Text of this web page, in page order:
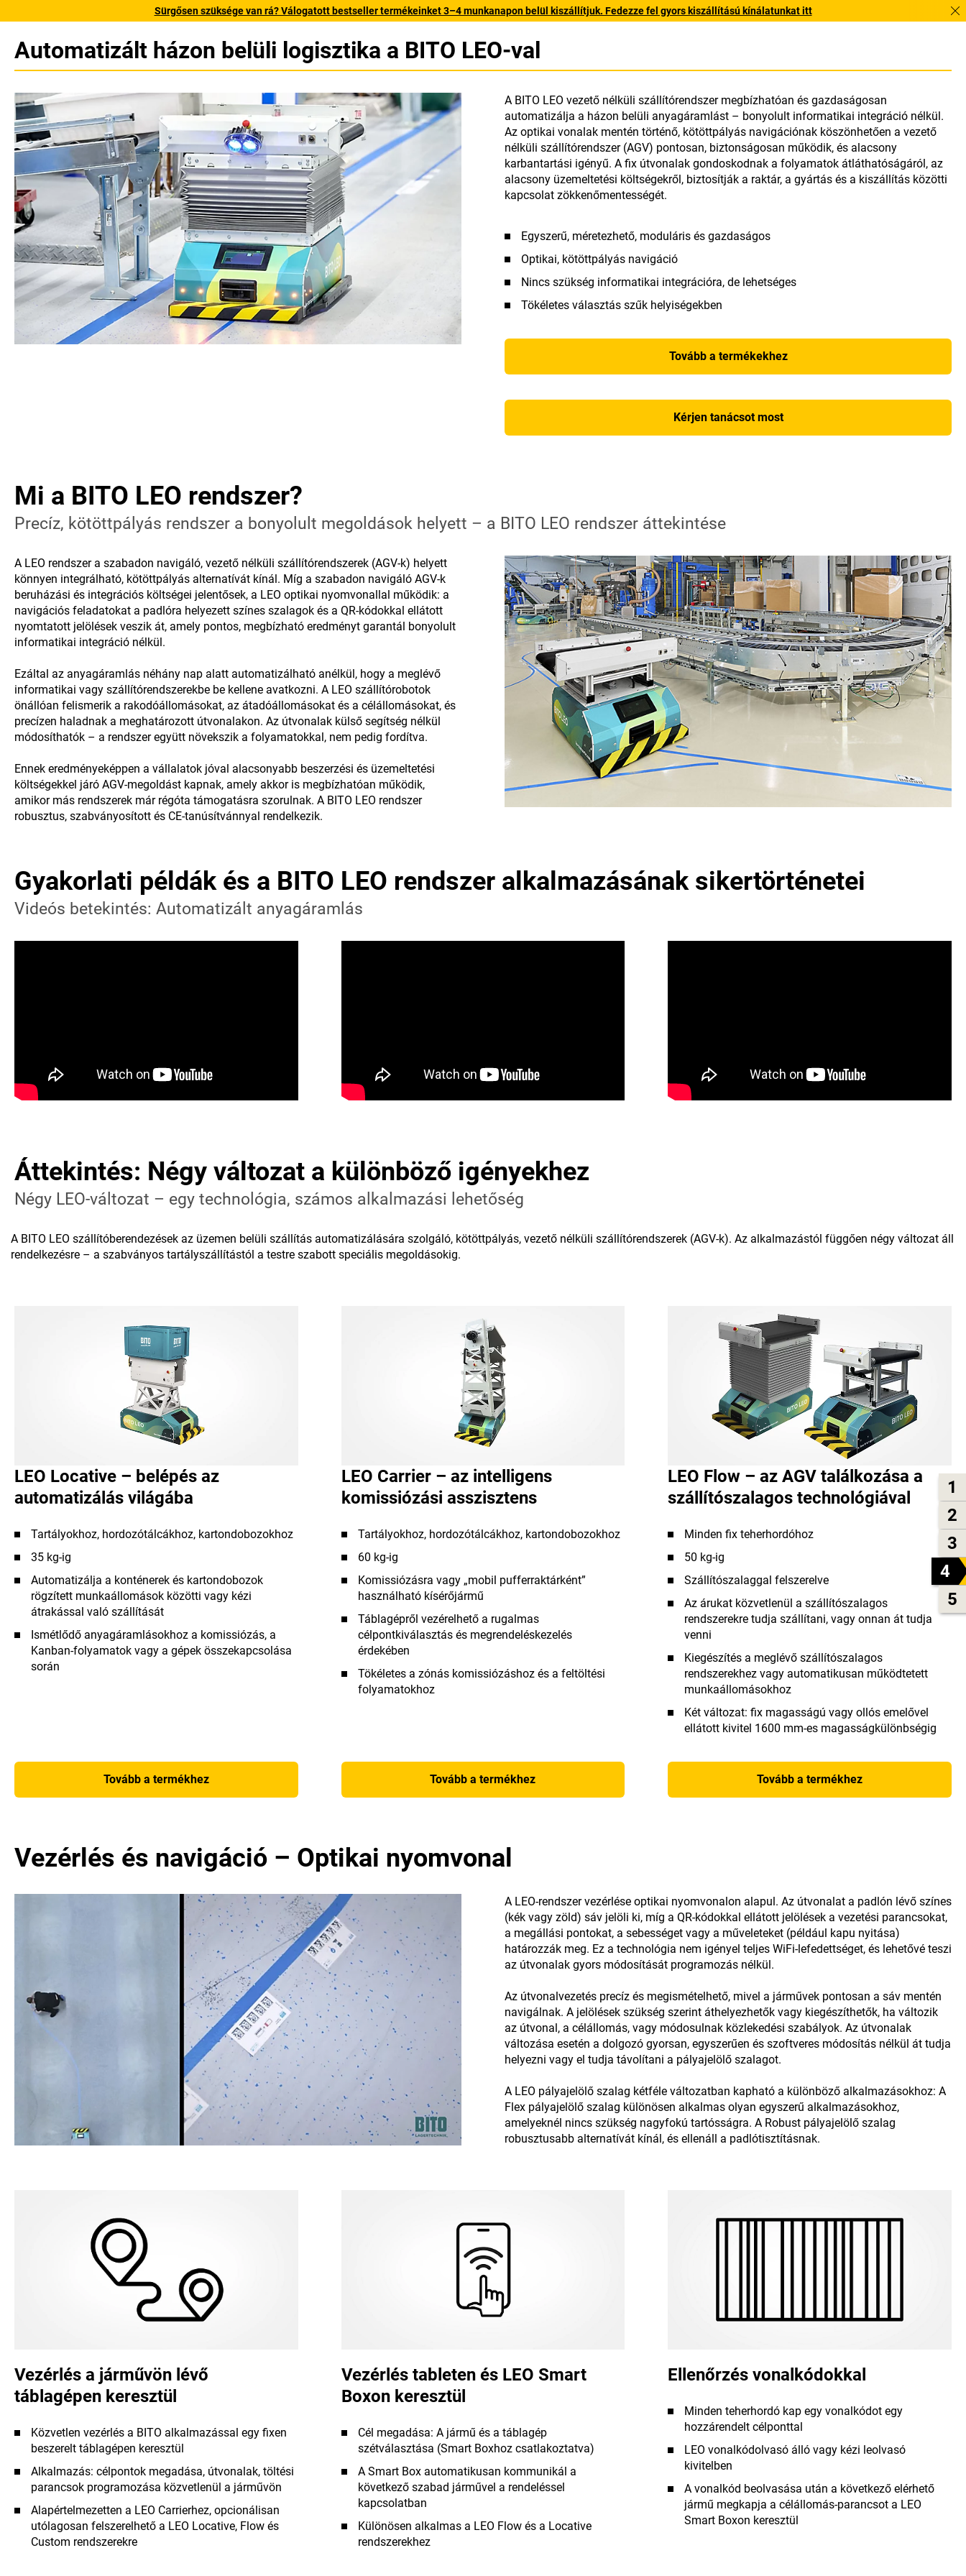
Sürgősen szüksége van rá? Válogatott bestseller termékeinket 3–4 munkanapon belül kiszállítjuk. Fedezze fel gyors kiszállítású kínálatunkat itt
1
2
3
4
5
Automatizált házon belüli logisztika a BITO LEO-val
A BITO LEO vezető nélküli szállítórendszer megbízhatóan és gazdaságosan
automatizálja a házon belüli anyagáramlást – bonyolult informatikai integráció nélkül.
Az optikai vonalak mentén történő, kötöttpályás navigációnak köszönhetően a vezető
nélküli szállítórendszer (AGV) pontosan, biztonságosan működik, és alacsony
karbantartási igényű. A fix útvonalak gondoskodnak a folyamatok átláthatóságáról, az
alacsony üzemeltetési költségekről, biztosítják a raktár, a gyártás és a kiszállítás közötti
kapcsolat zökkenőmentességét.
Egyszerű, méretezhető, moduláris és gazdaságos
Optikai, kötöttpályás navigáció
Nincs szükség informatikai integrációra, de lehetséges
Tökéletes választás szűk helyiségekben
Tovább a termékekhez
Kérjen tanácsot most
Mi a BITO LEO rendszer?
Precíz, kötöttpályás rendszer a bonyolult megoldások helyett – a BITO LEO rendszer áttekintése
A LEO rendszer a szabadon navigáló, vezető nélküli szállítórendszerek (AGV-k) helyett
könnyen integrálható, kötöttpályás alternatívát kínál. Míg a szabadon navigáló AGV-k
beruházási és integrációs költségei jelentősek, a LEO optikai nyomvonallal működik: a
navigációs feladatokat a padlóra helyezett színes szalagok és a QR-kódokkal ellátott
nyomtatott jelölések veszik át, amely pontos, megbízható eredményt garantál bonyolult
informatikai integráció nélkül.
Ezáltal az anyagáramlás néhány nap alatt automatizálható anélkül, hogy a meglévő
informatikai vagy szállítórendszerekbe be kellene avatkozni. A LEO szállítórobotok
önállóan felismerik a rakodóállomásokat, az átadóállomásokat és a célállomásokat, és
precízen haladnak a meghatározott útvonalakon. Az útvonalak külső segítség nélkül
módosíthatók – a rendszer együtt növekszik a folyamatokkal, nem pedig fordítva.
Ennek eredményeképpen a vállalatok jóval alacsonyabb beszerzési és üzemeltetési
költségekkel járó AGV-megoldást kapnak, amely akkor is megbízhatóan működik,
amikor más rendszerek már régóta támogatásra szorulnak. A BITO LEO rendszer
robusztus, szabványosított és CE-tanúsítvánnyal rendelkezik.
Gyakorlati példák és a BITO LEO rendszer alkalmazásának sikertörténetei
Videós betekintés: Automatizált anyagáramlás
Áttekintés: Négy változat a különböző igényekhez
Négy LEO-változat – egy technológia, számos alkalmazási lehetőség
A BITO LEO szállítóberendezések az üzemen belüli szállítás automatizálására szolgáló, kötöttpályás, vezető nélküli szállítórendszerek (AGV-k). Az alkalmazástól függően négy változat áll
rendelkezésre – a szabványos tartályszállítástól a testre szabott speciális megoldásokig.
LEO Locative – belépés az
automatizálás világába
Tartályokhoz, hordozótálcákhoz, kartondobozokhoz
35 kg-ig
Automatizálja a konténerek és kartondobozok
rögzített munkaállomások közötti vagy kézi
átrakással való szállítását
Ismétlődő anyagáramlásokhoz a komissiózás, a
Kanban-folyamatok vagy a gépek összekapcsolása
során
Tovább a termékhez
LEO Carrier – az intelligens
komissiózási asszisztens
Tartályokhoz, hordozótálcákhoz, kartondobozokhoz
60 kg-ig
Komissiózásra vagy „mobil pufferraktárként”
használható kísérőjármű
Táblagépről vezérelhető a rugalmas
célpontkiválasztás és megrendeléskezelés
érdekében
Tökéletes a zónás komissiózáshoz és a feltöltési
folyamatokhoz
Tovább a termékhez
LEO Flow – az AGV találkozása a
szállítószalagos technológiával
Minden fix teherhordóhoz
50 kg-ig
Szállítószalaggal felszerelve
Az árukat közvetlenül a szállítószalagos
rendszerekre tudja szállítani, vagy onnan át tudja
venni
Kiegészítés a meglévő szállítószalagos
rendszerekhez vagy automatikusan működtetett
munkaállomásokhoz
Két változat: fix magasságú vagy ollós emelővel
ellátott kivitel 1600 mm-es magasságkülönbségig
Tovább a termékhez
Vezérlés és navigáció – Optikai nyomvonal
A LEO-rendszer vezérlése optikai nyomvonalon alapul. Az útvonalat a padlón lévő színes
(kék vagy zöld) sáv jelöli ki, míg a QR-kódokkal ellátott jelölések a vezetési parancsokat,
a megállási pontokat, a sebességet vagy a műveleteket (például kapu nyitása)
határozzák meg. Ez a technológia nem igényel teljes WiFi-lefedettséget, és lehetővé teszi
az útvonalak gyors módosítását programozás nélkül.
Az útvonalvezetés precíz és megismételhető, mivel a járművek pontosan a sáv mentén
navigálnak. A jelölések szükség szerint áthelyezhetők vagy kiegészíthetők, ha változik
az útvonal, a célállomás, vagy módosulnak közlekedési szabályok. Az útvonalak
változása esetén a dolgozó gyorsan, egyszerűen és szoftveres módosítás nélkül át tudja
helyezni vagy el tudja távolítani a pályajelölő szalagot.
A LEO pályajelölő szalag kétféle változatban kapható a különböző alkalmazásokhoz: A
Flex pályajelölő szalag különösen alkalmas olyan egyszerű alkalmazásokhoz,
amelyeknél nincs szükség nagyfokú tartósságra. A Robust pályajelölő szalag
robusztusabb alternatívát kínál, és ellenáll a padlótisztításnak.
Vezérlés a járművön lévő
táblagépen keresztül
Közvetlen vezérlés a BITO alkalmazással egy fixen
beszerelt táblagépen keresztül
Alkalmazás: célpontok megadása, útvonalak, töltési
parancsok programozása közvetlenül a járművön
Alapértelmezetten a LEO Carrierhez, opcionálisan
utólagosan felszerelhető a LEO Locative, Flow és
Custom rendszerekre
Vezérlés tableten és LEO Smart
Boxon keresztül
Cél megadása: A jármű és a táblagép
szétválasztása (Smart Boxhoz csatlakoztatva)
A Smart Box automatikusan kommunikál a
következő szabad járművel a rendeléssel
kapcsolatban
Különösen alkalmas a LEO Flow és a Locative
rendszerekhez
Ellenőrzés vonalkódokkal
Minden teherhordó kap egy vonalkódot egy
hozzárendelt célponttal
LEO vonalkódolvasó álló vagy kézi leolvasó
kivitelben
A vonalkód beolvasása után a következő elérhető
jármű megkapja a célállomás-parancsot a LEO
Smart Boxon keresztül